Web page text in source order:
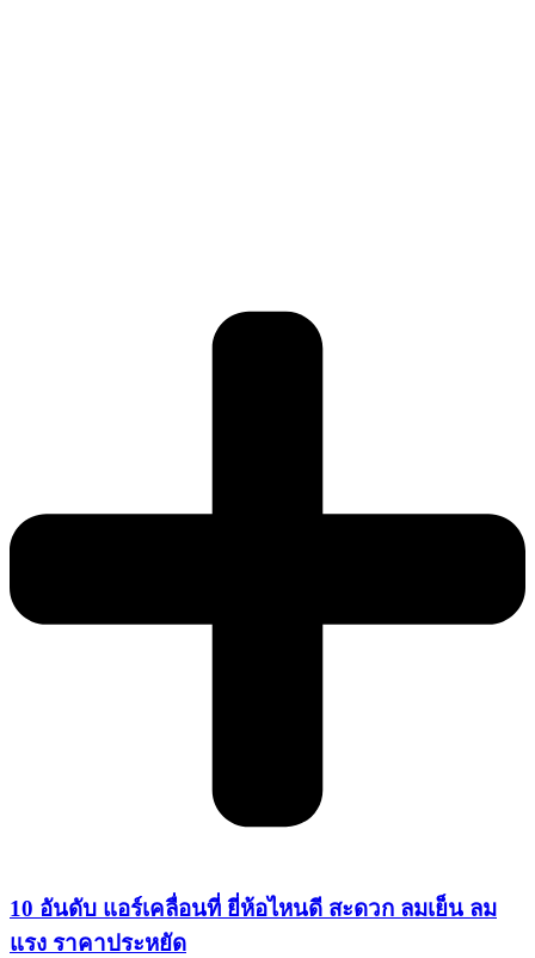
10 อันดับ แอร์เคลื่อนที่ ยี่ห้อไหนดี สะดวก ลมเย็น ลม
แรง ราคาประหยัด